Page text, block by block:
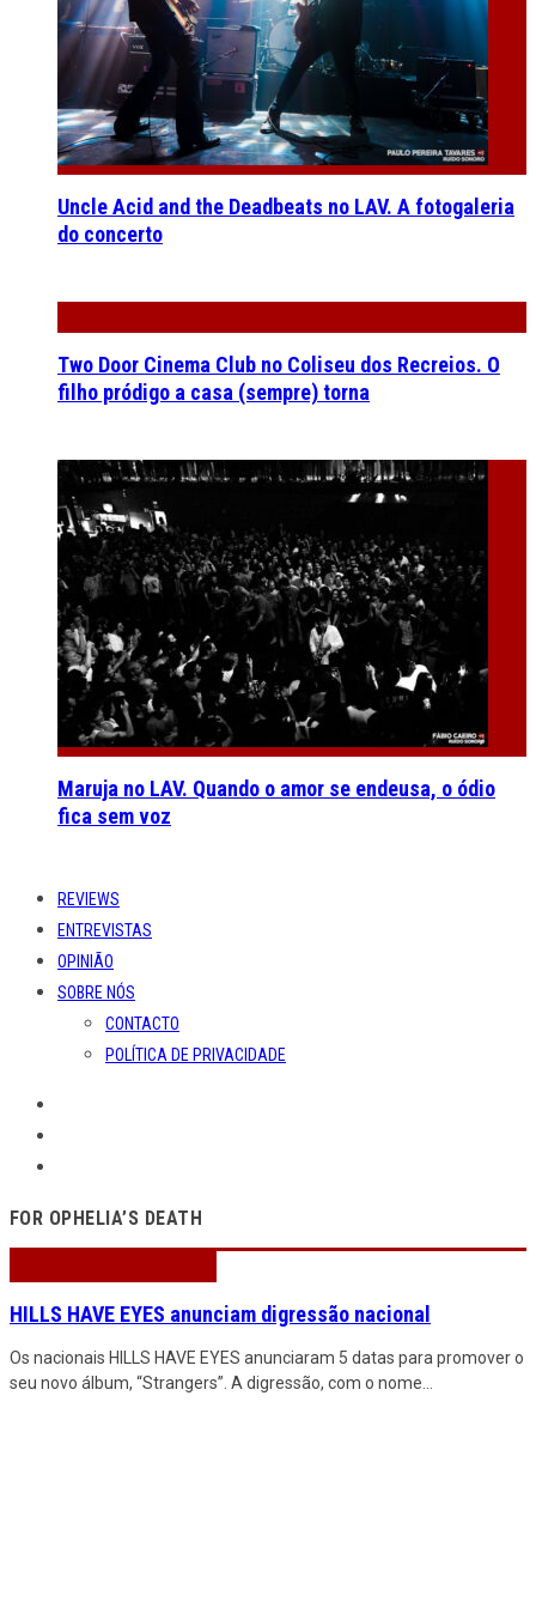
Uncle Acid and the Deadbeats no LAV. A fotogaleria
do concerto
Two Door Cinema Club no Coliseu dos Recreios. O
filho pródigo a casa (sempre) torna
Maruja no LAV. Quando o amor se endeusa, o ódio
fica sem voz
REVIEWS
ENTREVISTAS
OPINIÃO
SOBRE NÓS
CONTACTO
POLÍTICA DE PRIVACIDADE
FOR OPHELIA’S DEATH
HILLS HAVE EYES anunciam digressão nacional
Os nacionais HILLS HAVE EYES anunciaram 5 datas para promover o
seu novo álbum, “Strangers”. A digressão, com o nome...